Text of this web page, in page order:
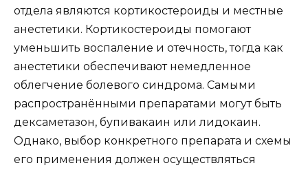
отдела являются кортикостероиды и местные
анестетики. Кортикостероиды помогают
уменьшить воспаление и отечность, тогда как
анестетики обеспечивают немедленное
облегчение болевого синдрома. Самыми
распространёнными препаратами могут быть
дексаметазон, бупивакаин или лидокаин.
Однако, выбор конкретного препарата и схемы
его применения должен осуществляться